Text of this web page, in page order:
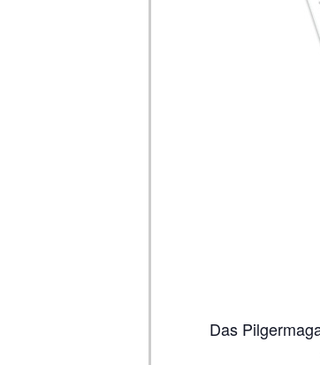
Das Pilgermagazin beschreibt auf 80 Seiten alle wichtigen Jakobswege, inklusive Karten. So viel Inhalt wie in